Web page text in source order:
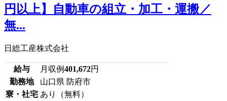
円以上】自動車の組立・加工・運搬／
無...
日総工産株式会社
給与 月収例401,672円
勤務地
山口県 防府市
寮・社宅 あり（無料）